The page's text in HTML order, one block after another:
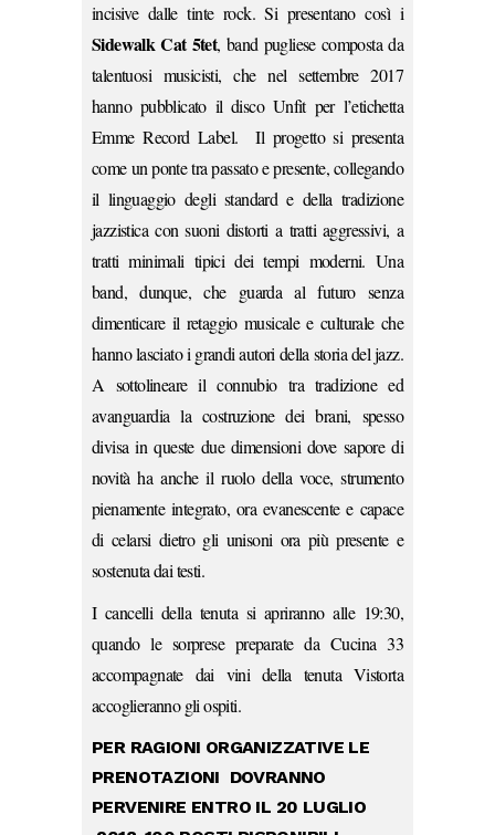
incisive dalle tinte rock. Si presentano così i
Sidewalk Cat 5tet, band pugliese composta da
talentuosi musicisti, che nel settembre 2017
hanno pubblicato il disco Unfit per l’etichetta
Emme Record Label. Il progetto si presenta
come un ponte tra passato e presente, collegando
il linguaggio degli standard e della tradizione
jazzistica con suoni distorti a tratti aggressivi, a
tratti minimali tipici dei tempi moderni. Una
band, dunque, che guarda al futuro senza
dimenticare il retaggio musicale e culturale che
hanno lasciato i grandi autori della storia del jazz.
A sottolineare il connubio tra tradizione ed
avanguardia la costruzione dei brani, spesso
divisa in queste due dimensioni dove sapore di
novità ha anche il ruolo della voce, strumento
pienamente integrato, ora evanescente e capace
di celarsi dietro gli unisoni ora più presente e
sostenuta dai testi.
I cancelli della tenuta si apriranno alle 19:30,
quando le sorprese preparate da Cucina 33
accompagnate dai vini della tenuta Vistorta
accoglieranno gli ospiti.
PER RAGIONI ORGANIZZATIVE LE
PRENOTAZIONI DOVRANNO
PERVENIRE ENTRO IL 20 LUGLIO